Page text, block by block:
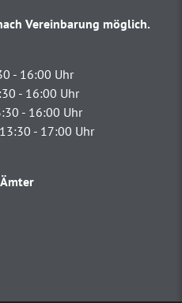
Vereinbarung möglich.
- 16:00 Uhr
- 16:00 Uhr
- 16:00 Uhr
- 17:00 Uhr